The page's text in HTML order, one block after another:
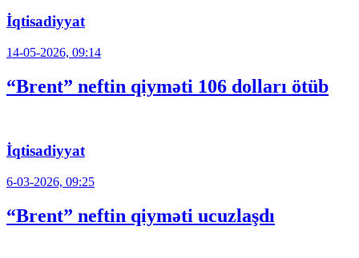
İqtisadiyyat
14-05-2026, 09:14
“Brent” neftin qiyməti 106 dolları ötüb
İqtisadiyyat
6-03-2026, 09:25
“Brent” neftin qiyməti ucuzlaşdı